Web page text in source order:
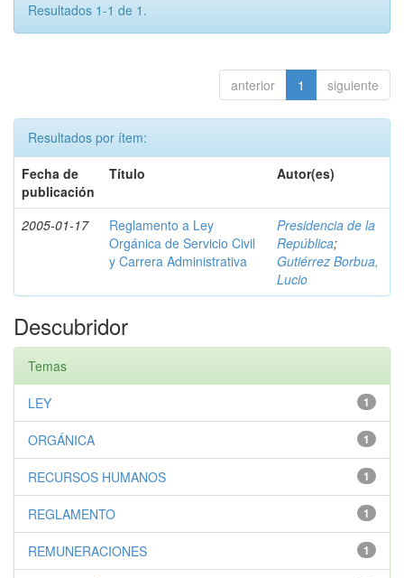
Resultados 1-1 de 1.
anterior 1 siguiente
Resultados por ítem:
Fecha de
publicación
Título Autor(es)
2005-01-17
Reglamento a Ley
Orgánica de Servicio Civil
y Carrera Administrativa
Presidencia de la
República;
Gutiérrez Borbua,
Lucio
Descubridor
Temas
1
LEY
1
ORGÁNICA
1
RECURSOS HUMANOS
1
REGLAMENTO
1
REMUNERACIONES